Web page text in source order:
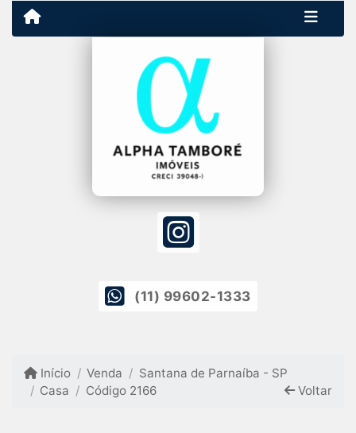
(11) 99602-1333
Início Venda
Santana de Parnaíba - SP
Casa
Código 2166 Voltar